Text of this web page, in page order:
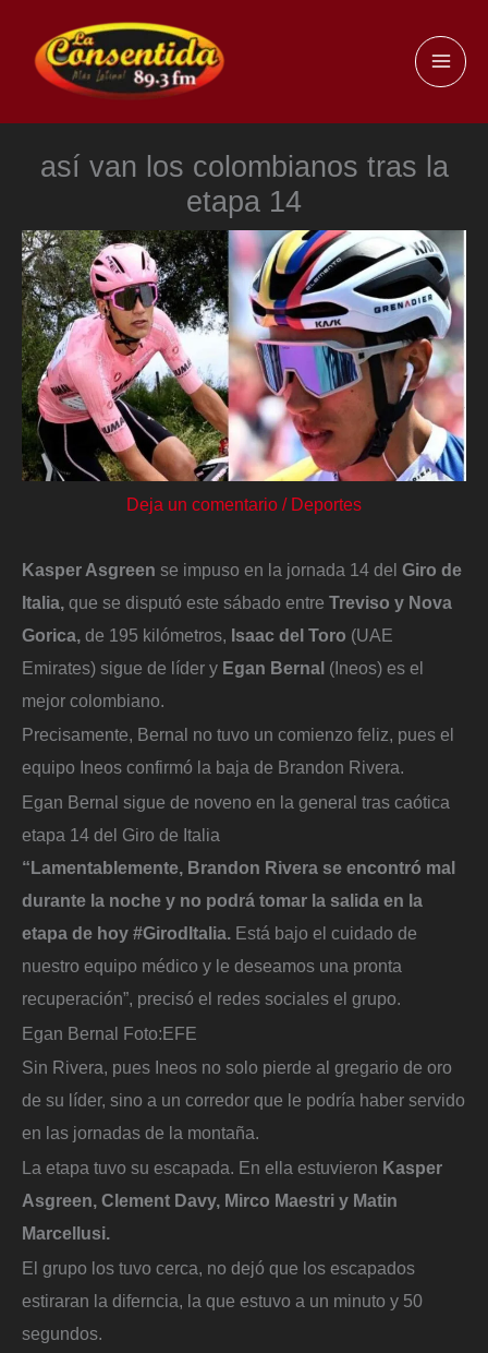
contenido
así van los colombianos tras la
etapa 14
Deja un comentario / Deportes
Kasper Asgreen se impuso en la jornada 14 del Giro de
Italia, que se disputó este sábado entre Treviso y Nova
Gorica, de 195 kilómetros, Isaac del Toro (UAE
Emirates) sigue de líder y Egan Bernal (Ineos) es el
mejor colombiano.
Precisamente, Bernal no tuvo un comienzo feliz, pues el
equipo Ineos confirmó la baja de Brandon Rivera.
Egan Bernal sigue de noveno en la general tras caótica
etapa 14 del Giro de Italia
“Lamentablemente, Brandon Rivera se encontró mal
durante la noche y no podrá tomar la salida en la
etapa de hoy #GirodItalia. Está bajo el cuidado de
nuestro equipo médico y le deseamos una pronta
recuperación”, precisó el redes sociales el grupo.
Egan Bernal Foto:EFE
Sin Rivera, pues Ineos no solo pierde al gregario de oro
de su líder, sino a un corredor que le podría haber servido
en las jornadas de la montaña.
La etapa tuvo su escapada. En ella estuvieron Kasper
Asgreen, Clement Davy, Mirco Maestri y Matin
Marcellusi.
El grupo los tuvo cerca, no dejó que los escapados
estiraran la diferncia, la que estuvo a un minuto y 50
segundos.